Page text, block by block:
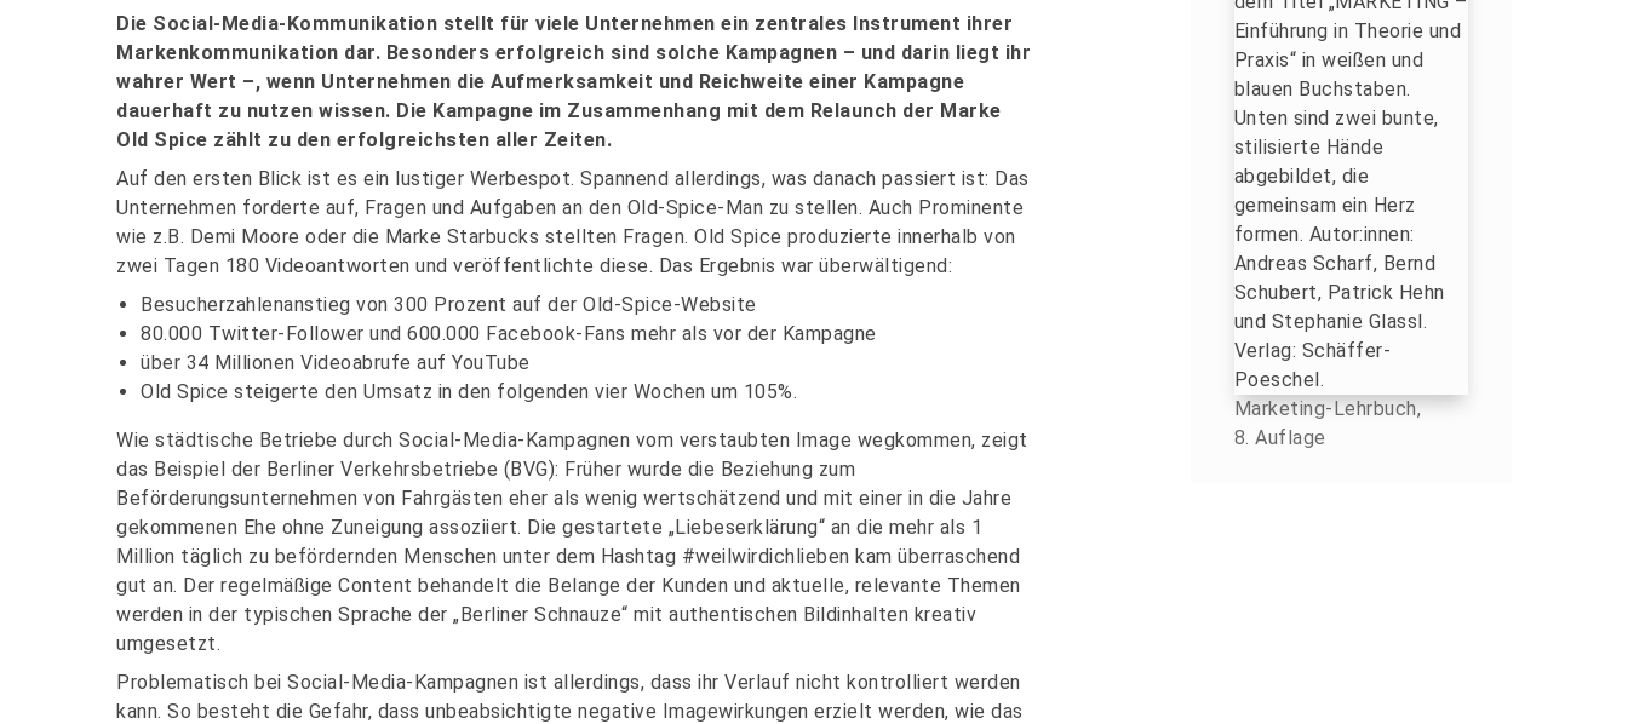
Die Social-Media-Kommunikation stellt für viele Unternehmen ein zentrales Instrument ihrer
Markenkommunikation dar. Besonders erfolgreich sind solche Kampagnen – und darin liegt ihr
wahrer Wert –, wenn Unternehmen die Aufmerksamkeit und Reichweite einer Kampagne
dauerhaft zu nutzen wissen. Die Kampagne im Zusammenhang mit dem Relaunch der Marke
Old Spice zählt zu den erfolgreichsten aller Zeiten.
Auf den ersten Blick ist es ein lustiger Werbespot. Spannend allerdings, was danach passiert ist: Das
Unternehmen forderte auf, Fragen und Aufgaben an den Old-Spice-Man zu stellen. Auch Prominente
wie z.B. Demi Moore oder die Marke Starbucks stellten Fragen. Old Spice produzierte innerhalb von
zwei Tagen 180 Videoantworten und veröffentlichte diese. Das Ergebnis war überwältigend:
Besucherzahlenanstieg von 300 Prozent auf der Old-Spice-Website
80.000 Twitter-Follower und 600.000 Facebook-Fans mehr als vor der Kampagne
über 34 Millionen Videoabrufe auf YouTube
Old Spice steigerte den Umsatz in den folgenden vier Wochen um 105%.
Wie städtische Betriebe durch Social-Media-Kampagnen vom verstaubten Image wegkommen, zeigt
das Beispiel der Berliner Verkehrsbetriebe (BVG): Früher wurde die Beziehung zum
Beförderungsunternehmen von Fahrgästen eher als wenig wertschätzend und mit einer in die Jahre
gekommenen Ehe ohne Zuneigung assoziiert. Die gestartete „Liebeserklärung“ an die mehr als 1
Million täglich zu befördernden Menschen unter dem Hashtag #weilwirdichlieben kam überraschend
gut an. Der regelmäßige Content behandelt die Belange der Kunden und aktuelle, relevante Themen
werden in der typischen Sprache der „Berliner Schnauze“ mit authentischen Bildinhalten kreativ
umgesetzt.
Problematisch bei Social-Media-Kampagnen ist allerdings, dass ihr Verlauf nicht kontrolliert werden
kann. So besteht die Gefahr, dass unbeabsichtigte negative Imagewirkungen erzielt werden, wie das
Marketing-Lehrbuch,
8. Auflage